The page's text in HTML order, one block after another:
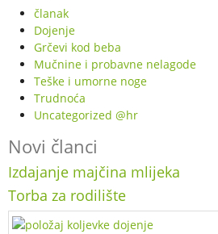
članak
Dojenje
Grčevi kod beba
Mučnine i probavne nelagode
Teške i umorne noge
Trudnoća
Uncategorized @hr
Novi članci
Izdajanje majčina mlijeka
Torba za rodilište